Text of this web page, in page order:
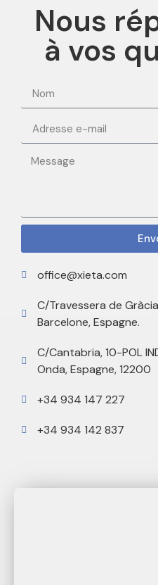
Nous
à vos
office@xieta.com
C/Travessera de
Barcelone, Espagne.
C/Cantabria, 10-POL
Onda, Espagne, 12200
+34 934 147 227
+34 934 142 837